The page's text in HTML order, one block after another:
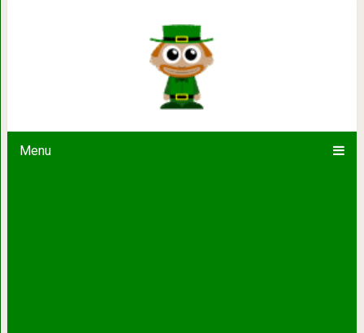
Menu
20 животных, которые не похожи